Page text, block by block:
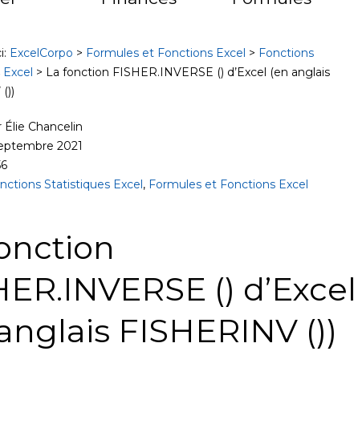
ExcelCorpo > Formules et Fonctions Excel > Fonctions
> La fonction FISHER.INVERSE () d’Excel (en anglais
Élie Chancelin
2021
Statistiques Excel, Formules et Fonctions Excel
() d’Excel
FISHERINV ())